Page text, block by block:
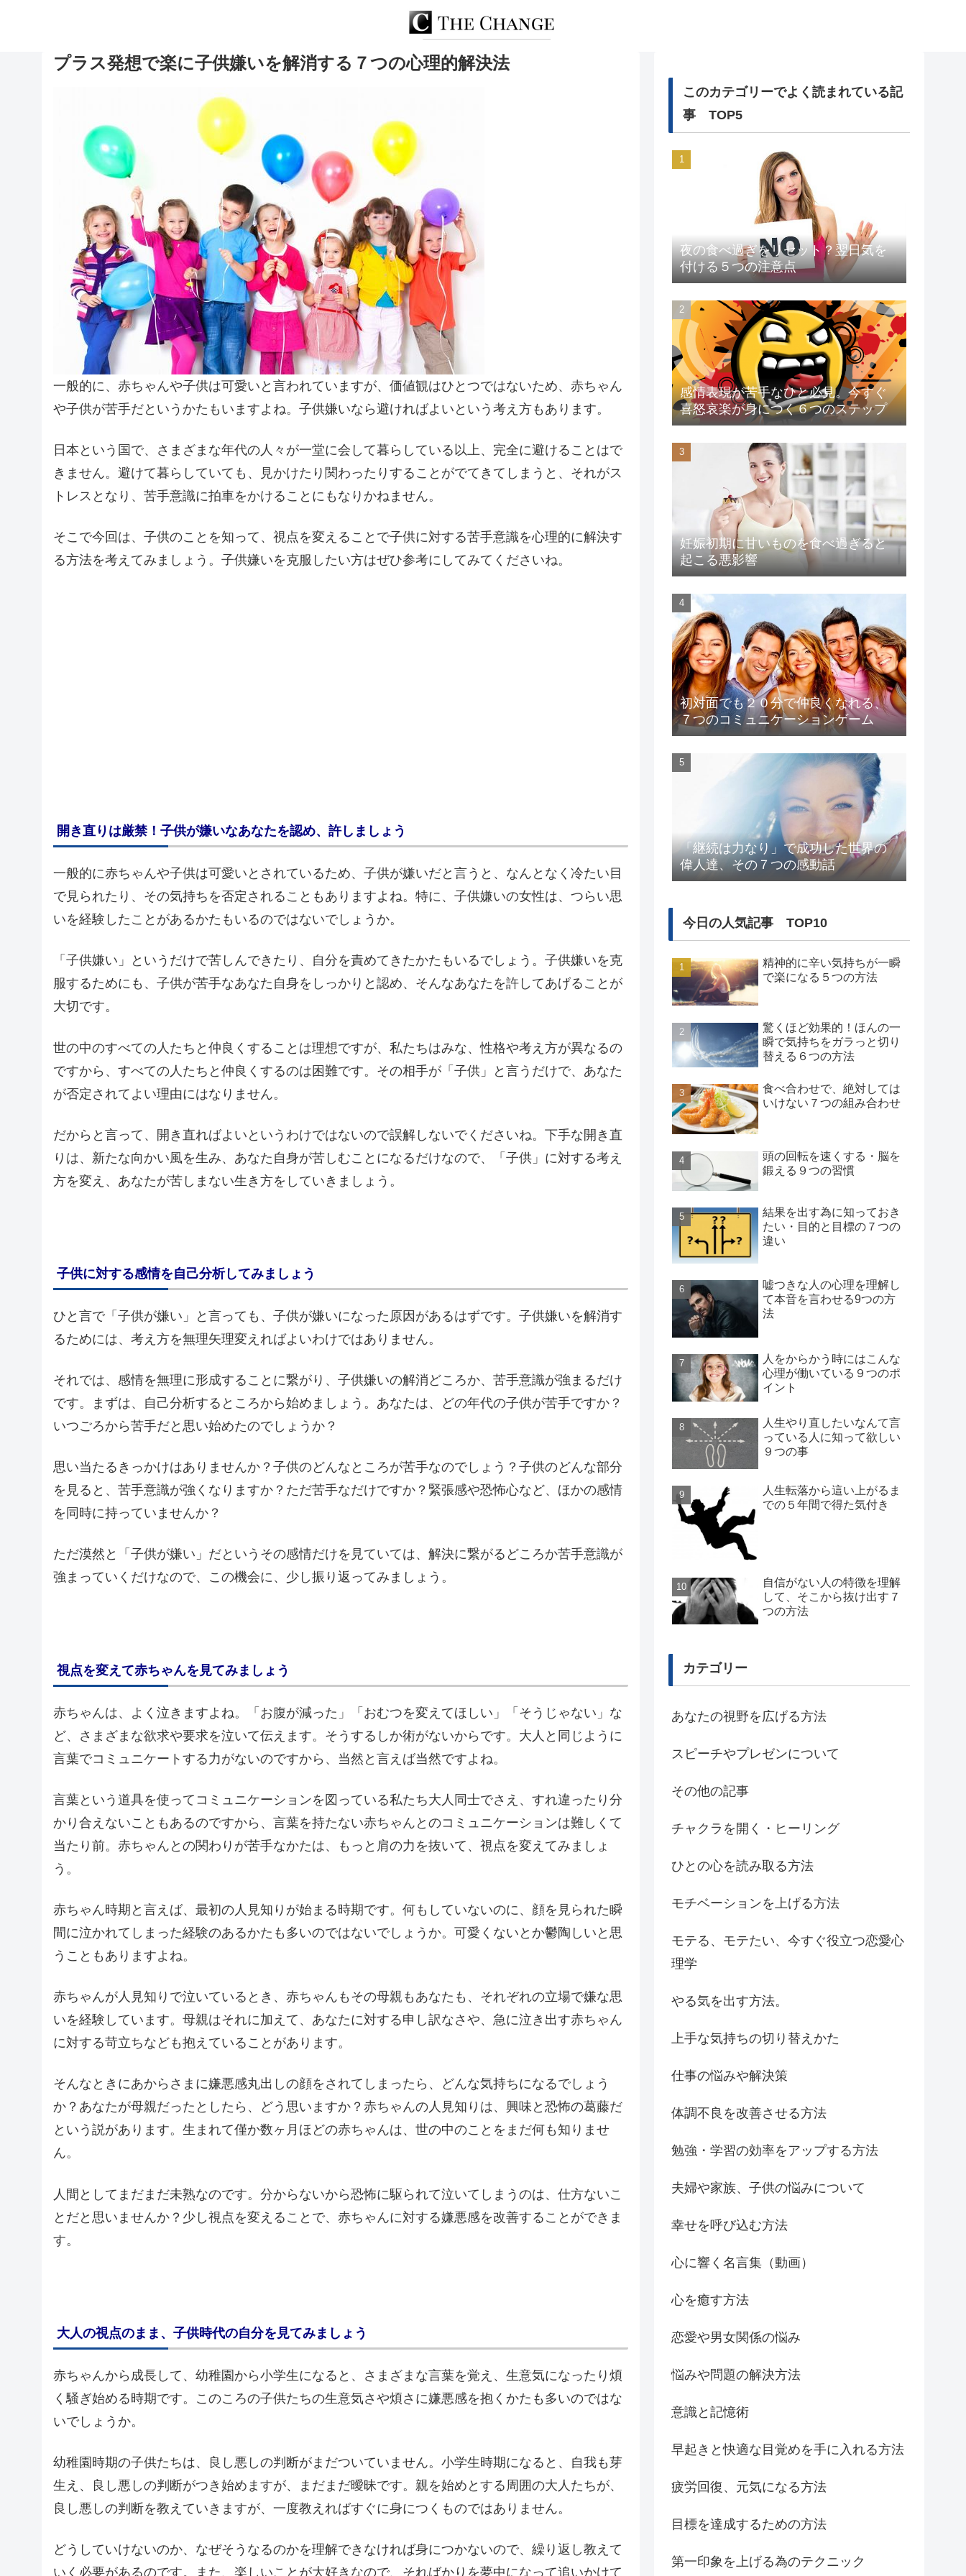
プラス発想で楽に子供嫌いを解消する７つの心理的解決法
一般的に、赤ちゃんや子供は可愛いと言われていますが、価値観はひとつではないため、赤ちゃん
や子供が苦手だというかたもいますよね。子供嫌いなら避ければよいという考え方もあります。
日本という国で、さまざまな年代の人々が一堂に会して暮らしている以上、完全に避けることはで
きません。避けて暮らしていても、見かけたり関わったりすることがでてきてしまうと、それがス
トレスとなり、苦手意識に拍車をかけることにもなりかねません。
そこで今回は、子供のことを知って、視点を変えることで子供に対する苦手意識を心理的に解決す
る方法を考えてみましょう。子供嫌いを克服したい方はぜひ参考にしてみてくださいね。
開き直りは厳禁！子供が嫌いなあなたを認め、許しましょう
一般的に赤ちゃんや子供は可愛いとされているため、子供が嫌いだと言うと、なんとなく冷たい目
で見られたり、その気持ちを否定されることもありますよね。特に、子供嫌いの女性は、つらい思
いを経験したことがあるかたもいるのではないでしょうか。
「子供嫌い」というだけで苦しんできたり、自分を責めてきたかたもいるでしょう。子供嫌いを克
服するためにも、子供が苦手なあなた自身をしっかりと認め、そんなあなたを許してあげることが
大切です。
世の中のすべての人たちと仲良くすることは理想ですが、私たちはみな、性格や考え方が異なるの
ですから、すべての人たちと仲良くするのは困難です。その相手が「子供」と言うだけで、あなた
が否定されてよい理由にはなりません。
だからと言って、開き直ればよいというわけではないので誤解しないでくださいね。下手な開き直
りは、新たな向かい風を生み、あなた自身が苦しむことになるだけなので、「子供」に対する考え
方を変え、あなたが苦しまない生き方をしていきましょう。
子供に対する感情を自己分析してみましょう
ひと言で「子供が嫌い」と言っても、子供が嫌いになった原因があるはずです。子供嫌いを解消す
るためには、考え方を無理矢理変えればよいわけではありません。
それでは、感情を無理に形成することに繋がり、子供嫌いの解消どころか、苦手意識が強まるだけ
です。まずは、自己分析するところから始めましょう。あなたは、どの年代の子供が苦手ですか？
いつごろから苦手だと思い始めたのでしょうか？
思い当たるきっかけはありませんか？子供のどんなところが苦手なのでしょう？子供のどんな部分
を見ると、苦手意識が強くなりますか？ただ苦手なだけですか？緊張感や恐怖心など、ほかの感情
を同時に持っていませんか？
ただ漠然と「子供が嫌い」だというその感情だけを見ていては、解決に繋がるどころか苦手意識が
強まっていくだけなので、この機会に、少し振り返ってみましょう。
視点を変えて赤ちゃんを見てみましょう
赤ちゃんは、よく泣きますよね。「お腹が減った」「おむつを変えてほしい」「そうじゃない」な
ど、さまざまな欲求や要求を泣いて伝えます。そうするしか術がないからです。大人と同じように
言葉でコミュニケートする力がないのですから、当然と言えば当然ですよね。
言葉という道具を使ってコミュニケーションを図っている私たち大人同士でさえ、すれ違ったり分
かり合えないこともあるのですから、言葉を持たない赤ちゃんとのコミュニケーションは難しくて
当たり前。赤ちゃんとの関わりが苦手なかたは、もっと肩の力を抜いて、視点を変えてみましょ
う。
赤ちゃん時期と言えば、最初の人見知りが始まる時期です。何もしていないのに、顔を見られた瞬
間に泣かれてしまった経験のあるかたも多いのではないでしょうか。可愛くないとか鬱陶しいと思
うこともありますよね。
赤ちゃんが人見知りで泣いているとき、赤ちゃんもその母親もあなたも、それぞれの立場で嫌な思
いを経験しています。母親はそれに加えて、あなたに対する申し訳なさや、急に泣き出す赤ちゃん
に対する苛立ちなども抱えていることがあります。
そんなときにあからさまに嫌悪感丸出しの顔をされてしまったら、どんな気持ちになるでしょう
か？あなたが母親だったとしたら、どう思いますか？赤ちゃんの人見知りは、興味と恐怖の葛藤だ
という説があります。生まれて僅か数ヶ月ほどの赤ちゃんは、世の中のことをまだ何も知りませ
ん。
人間としてまだまだ未熟なのです。分からないから恐怖に駆られて泣いてしまうのは、仕方ないこ
とだと思いませんか？少し視点を変えることで、赤ちゃんに対する嫌悪感を改善することができま
す。
大人の視点のまま、子供時代の自分を見てみましょう
赤ちゃんから成長して、幼稚園から小学生になると、さまざまな言葉を覚え、生意気になったり煩
く騒ぎ始める時期です。このころの子供たちの生意気さや煩さに嫌悪感を抱くかたも多いのではな
いでしょうか。
幼稚園時期の子供たちは、良し悪しの判断がまだついていません。小学生時期になると、自我も芽
生え、良し悪しの判断がつき始めますが、まだまだ曖昧です。親を始めとする周囲の大人たちが、
良し悪しの判断を教えていきますが、一度教えればすぐに身につくものではありません。
どうしていけないのか、なぜそうなるのかを理解できなければ身につかないので、繰り返し教えて
いく必要があるのです。また、楽しいことが大好きなので、そればかりを夢中になって追いかけて
このカテゴリーでよく読まれている記
事 TOP5
夜の食べ過ぎをリセット？翌日気を
付ける５つの注意点
感情表現が苦手なひと必見。今すぐ
喜怒哀楽が身につく６つのステップ
妊娠初期に甘いものを食べ過ぎると
起こる悪影響
初対面でも２０分で仲良くなれる、
７つのコミュニケーションゲーム
「継続は力なり」で成功した世界の
偉人達、その７つの感動話
今日の人気記事 TOP10
精神的に辛い気持ちが一瞬
で楽になる５つの方法
驚くほど効果的！ほんの一
瞬で気持ちをガラっと切り
替える６つの方法
食べ合わせで、絶対しては
いけない７つの組み合わせ
頭の回転を速くする・脳を
鍛える９つの習慣
結果を出す為に知っておき
たい・目的と目標の７つの
違い
嘘つきな人の心理を理解し
て本音を言わせる9つの方
法
人をからかう時にはこんな
心理が働いている９つのポ
イント
人生やり直したいなんて言
っている人に知って欲しい
９つの事
人生転落から這い上がるま
での５年間で得た気付き
自信がない人の特徴を理解
して、そこから抜け出す７
つの方法
カテゴリー
あなたの視野を広げる方法
スピーチやプレゼンについて
その他の記事
チャクラを開く・ヒーリング
ひとの心を読み取る方法
モチベーションを上げる方法
モテる、モテたい、今すぐ役立つ恋愛心
理学
やる気を出す方法。
上手な気持ちの切り替えかた
仕事の悩みや解決策
体調不良を改善させる方法
勉強・学習の効率をアップする方法
夫婦や家族、子供の悩みについて
幸せを呼び込む方法
心に響く名言集（動画）
心を癒す方法
恋愛や男女関係の悩み
悩みや問題の解決方法
意識と記憶術
早起きと快適な目覚めを手に入れる方法
疲労回復、元気になる方法
目標を達成するための方法
第一印象を上げる為のテクニック